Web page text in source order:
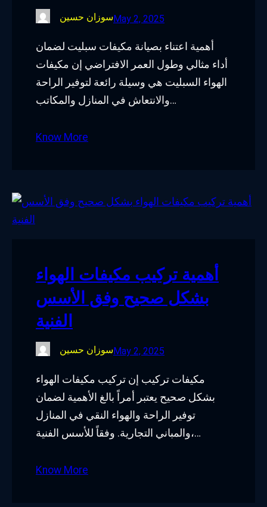
سوزان حسينMay 2, 2025
أهمية اعتناء بصيانة مكيفات سبليت لضمان
أداء مثالي وطول العمر الافتراضي إن مكيفات
الهواء السبليت هي وسيلة رائعة لتوفير الراحة
والانتعاش في المنازل والمكاتب…
Know More
أهمية تركيب مكيفات الهواء
بشكل صحيح وفق الأسس
الفنية
سوزان حسين May 2, 2025
مكيفات تركيب إن تركيب مكيفات الهواء
بشكل صحيح يعتبر أمراً بالغ الأهمية لضمان
توفير الراحة والهواء النقي في المنازل
والمباني التجارية. وفقاً للأسس الفنية،…
Know More